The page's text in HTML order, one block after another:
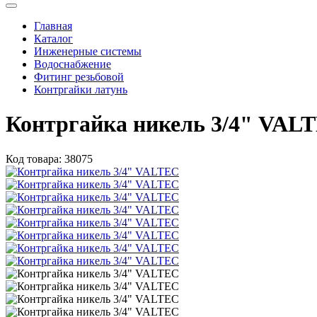
Главная
Каталог
Инженерные системы
Водоснабжение
Фитинг резьбовой
Контргайки латунь
Контргайка никель 3/4"
Код товара: 38075